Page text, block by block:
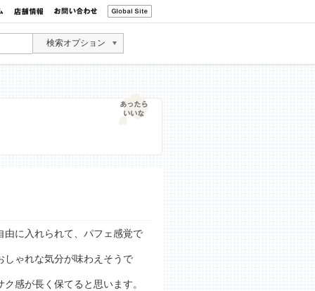
検索オプション
に入れられて、パフェ感覚で
しゃれな気分が味わえそうで
感が長く保てると思います。